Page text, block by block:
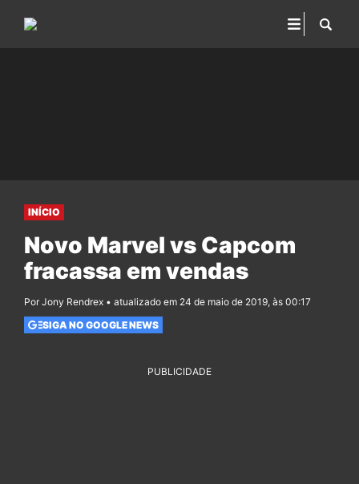
INÍCIO
Novo Marvel vs Capcom
fracassa em vendas
Por Jony Rendrex • atualizado em 24 de maio de 2019, às 00:17
SIGA NO GOOGLE NEWS
PUBLICIDADE